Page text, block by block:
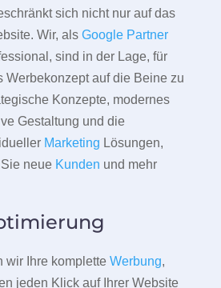
sich nicht nur auf das
Wir, als Google Partner
sind in der Lage, für
Werbekonzept auf die Beine zu
Konzepte, modernes
Gestaltung und die
Marketing Lösungen,
neue Kunden und mehr
wir Ihre komplette Werbung,
jeden Klick auf Ihrer Website